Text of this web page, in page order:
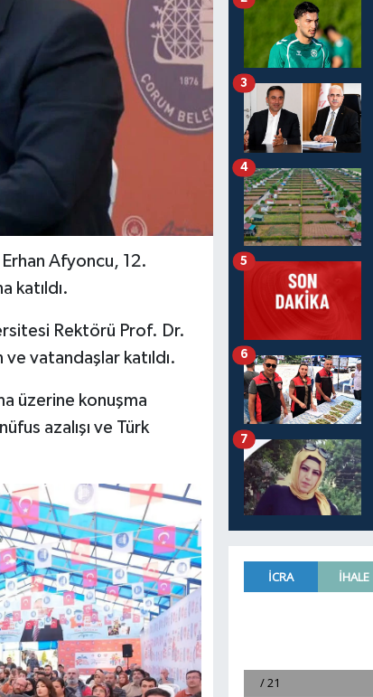
Afyoncu, 12.
katıldı.
Rektörü Prof. Dr.
vatandaşlar katıldı.
üzerine konuşma
azalışı ve Türk
3
4
5
6
7